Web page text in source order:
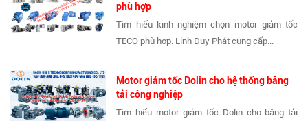
phù hợp
Tìm hiểu kinh nghiệm chọn motor giảm tốc
TECO phù hợp. Linh Duy Phát cung cấp...
Motor giảm tốc Dolin cho hệ thống băng
tải công nghiệp
Tìm hiểu motor giảm tốc Dolin cho băng tải